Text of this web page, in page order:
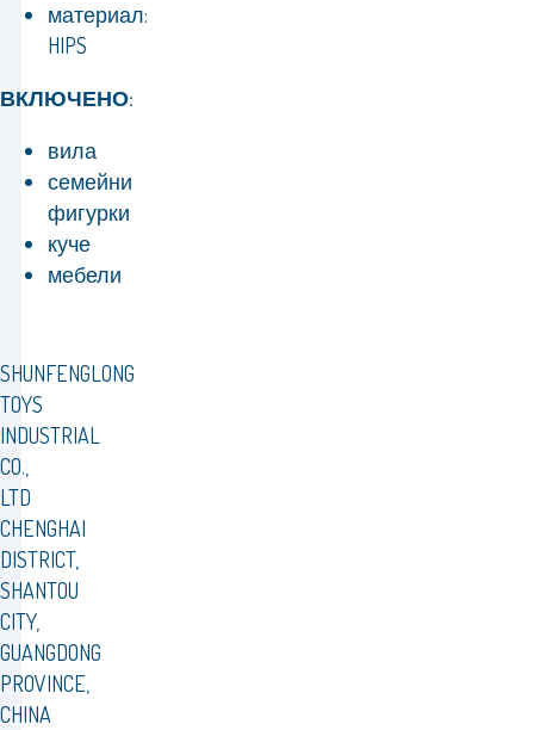
материал:
HIPS
ВКЛЮЧЕНО:
вила
семейни
фигурки
куче
мебели
SHUNFENGLONG
TOYS
INDUSTRIAL
CO.,
LTD
CHENGHAI
DISTRICT,
SHANTOU
CITY,
GUANGDONG
PROVINCE,
CHINA